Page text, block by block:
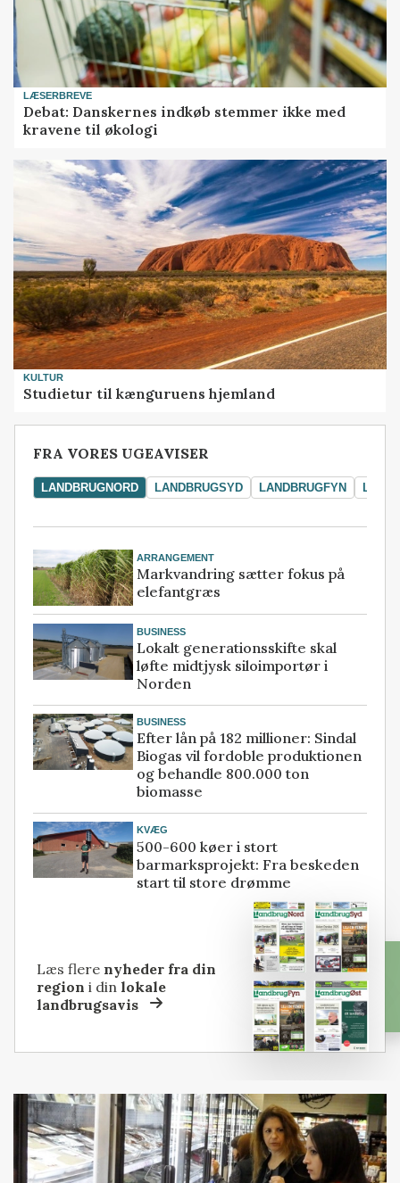
LÆSERBREVE
Debat: Danskernes indkøb stemmer ikke med
kravene til økologi
KULTUR
Studietur til kænguruens hjemland
FRA VORES UGEAVISER
LANDBRUGNORD LANDBRUGSYD LANDBRUGFYN
ARRANGEMENT
Markvandring sætter fokus på
elefantgræs
BUSINESS
Lokalt generationsskifte skal
løfte midtjysk siloimportør i
Norden
BUSINESS
Efter lån på 182 millioner: Sindal
Biogas vil fordoble produktionen
og behandle 800.000 ton
biomasse
KVÆG
500-600 køer i stort
barmarksprojekt: Fra beskeden
start til store drømme
Læs flere nyheder fra din
region i dinlokale
landbrugsavis